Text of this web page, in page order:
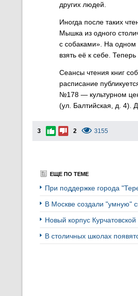
других людей.
Иногда после таких
Мышка из одного
с собаками». На одном
взять её к себе.
Сеансы чтения книг
расписание
№178 — культурном
(ул. Балтийская, д. 4).
3 2 3155
ЕЩЕ ПО ТЕМЕ
При поддержке города
В Москве создали "умную"
Новый корпус
В столичных школах